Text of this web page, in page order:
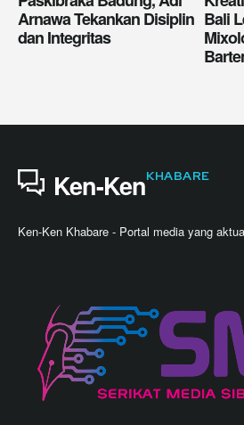
Arnawa Tekankan Disiplin
dan Integritas
Bali
Ken-KenKHABARE
Ken-Ken Khabare - Portal media yang